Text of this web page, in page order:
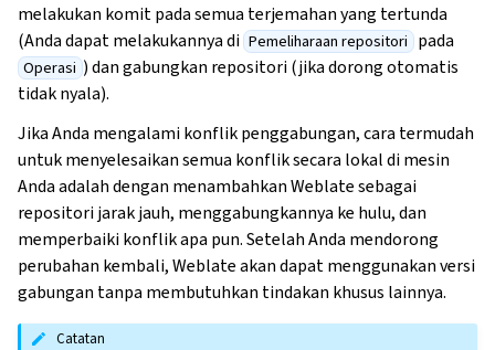
melakukan komit pada semua terjemahan yang tertunda
(Anda dapat melakukannya di Pemeliharaan repositori pada
Operasi ) dan gabungkan repositori (jika dorong otomatis
tidak nyala).
Jika Anda mengalami konflik penggabungan, cara termudah
untuk menyelesaikan semua konflik secara lokal di mesin
Anda adalah dengan menambahkan Weblate sebagai
repositori jarak jauh, menggabungkannya ke hulu, dan
memperbaiki konflik apa pun. Setelah Anda mendorong
perubahan kembali, Weblate akan dapat menggunakan versi
gabungan tanpa membutuhkan tindakan khusus lainnya.
Catatan